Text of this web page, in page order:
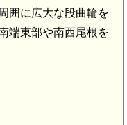
囲に広大な段曲輪を
端東部や南西尾根を